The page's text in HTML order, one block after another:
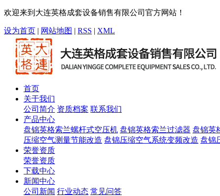
欢迎来到大连英格成套设备销售有限公司官方网站！
设为首页 | 网站地图 | RSS | XML
首页
关于我们
公司简介 资质档案 联系我们
产品中心
盘锦英格索兰螺杆式空压机 盘锦英格索兰过滤器 盘锦英
压缩空气测量节能改造 盘锦压缩空气系统变频改造 盘锦
荣誉资质
荣誉资质
下载中心
新闻中心
公司新闻 行业动态 常见问答